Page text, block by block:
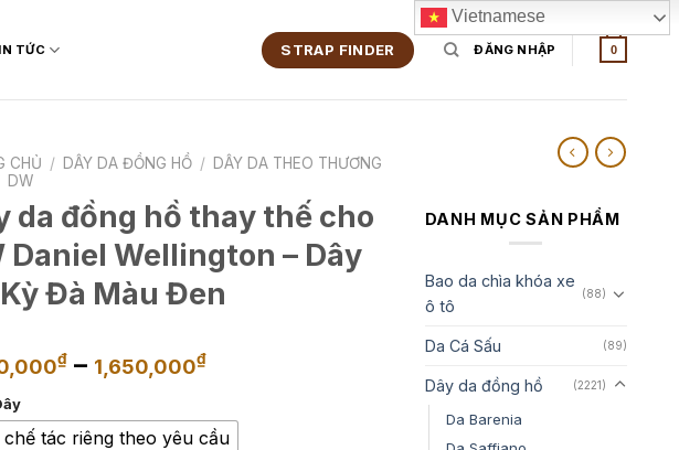
TỨC STRAP FINDER ĐĂNG NHẬP 0
CHỦ / DÂY DA ĐỒNG HỒ / DÂY DA THEO THƯƠNG
DW
da đồng hồ thay thế cho
Daniel Wellington – Dây
Đà Màu Đen
₫ – 1,650,000₫Khoảng
từ
1,350,000₫
chế tác riêng theo yêu cầu
DANH MỤC SẢN PHẨM
Bao da chìa khóa xe
ô tô
(88)
Da Cá Sấu (89)
Dây da đồng hồ (2221)
Da Barenia
Vietnamese